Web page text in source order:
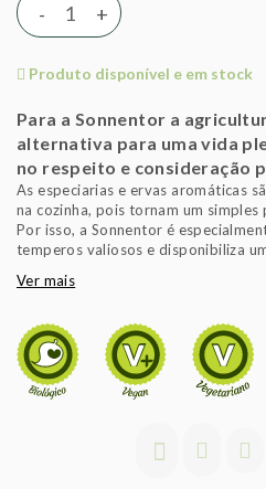
+
-
Produto disponível e em stock
Para a Sonnentor a
alternativa para uma vida
no respeito e consideração
As especiarias e ervas aromáticas
na cozinha, pois tornam um
Por isso, a Sonnentor é
temperos valiosos e disponibiliza
experientes e provenientes de
até à sua mesa um mundo de
Possui um sabor intenso,
muito acentuado.
Ver mais